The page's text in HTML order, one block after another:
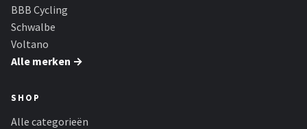
BBB Cycling
Schwalbe
Voltano
Alle merken →
SHOP
Alle categorieën